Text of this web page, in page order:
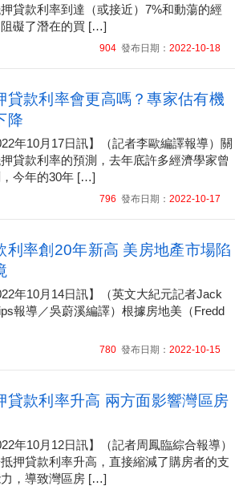
貸款利率到達（或接近）7%和動蕩的經
礙了潛在的買 […]
904發布日期： 2022-10-18
貸款利率會更高嗎？專家估有機
降
年10月17日訊】（記者李歐編譯報導）關
貸款利率的預測，去年底許多經濟學家曾
今年的30年 […]
796 發布日期： 2022-10-17
利率創20年新高 美房地產市場陷
年10月14日訊】（英文大紀元記者Jack
報導／吳蔚溪編譯）根據房地美（Fredd
780發布日期： 2022-10-15
貸款利率升高 兩方面影響灣區房
年10月12日訊】（記者周鳳臨綜合報導）
押貸款利率升高，直接縮減了購房者的支
，導致灣區房 […]